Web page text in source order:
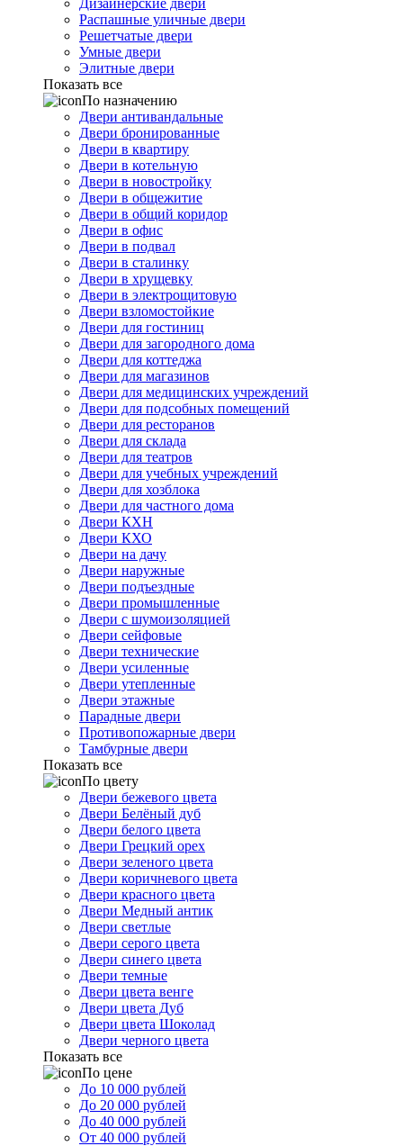
Дизайнерские двери
Распашные уличные двери
Решетчатые двери
Умные двери
Элитные двери
Показать все
По назначению
Двери антивандальные
Двери бронированные
Двери в квартиру
Двери в котельную
Двери в новостройку
Двери в общежитие
Двери в общий коридор
Двери в офис
Двери в подвал
Двери в сталинку
Двери в хрущевку
Двери в электрощитовую
Двери взломостойкие
Двери для гостиниц
Двери для загородного дома
Двери для коттеджа
Двери для магазинов
Двери для медицинских учреждений
Двери для подсобных помещений
Двери для ресторанов
Двери для склада
Двери для театров
Двери для учебных учреждений
Двери для хозблока
Двери для частного дома
Двери КХН
Двери КХО
Двери на дачу
Двери наружные
Двери подъездные
Двери промышленные
Двери с шумоизоляцией
Двери сейфовые
Двери технические
Двери усиленные
Двери утепленные
Двери этажные
Парадные двери
Противопожарные двери
Тамбурные двери
Показать все
По цвету
Двери бежевого цвета
Двери Белёный дуб
Двери белого цвета
Двери Грецкий орех
Двери зеленого цвета
Двери коричневого цвета
Двери красного цвета
Двери Медный антик
Двери светлые
Двери серого цвета
Двери синего цвета
Двери темные
Двери цвета венге
Двери цвета Дуб
Двери цвета Шоколад
Двери черного цвета
Показать все
По цене
До 10 000 рублей
До 20 000 рублей
До 40 000 рублей
От 40 000 рублей